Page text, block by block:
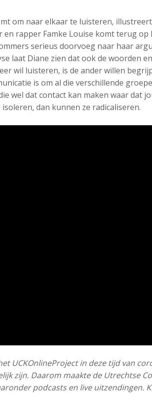
om naar elkaar te luisteren,
en rapper Famke Louise komt terug op
serieus doorvoeg naar haar
laat Diane zien dat ook de woorden
wil luisteren, is de ander willen
is om al die verschillende
wel dat contact kan maken waar dat
dan kunnen ze radicaliseren.
UCKOnlineProject in deze tijd van
zijn. Daarom maakte de Utrechtse
podcasts en live uitzendingen.